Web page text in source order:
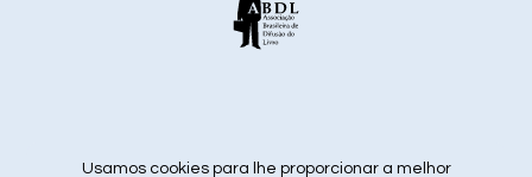
siga nas redes sociais
Usamos cookies para lhe proporcionar a melhor